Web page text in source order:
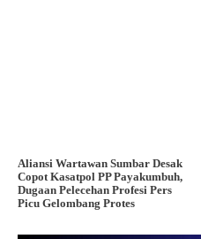
Aliansi Wartawan Sumbar Desak
Copot Kasatpol PP Payakumbuh,
Dugaan Pelecehan Profesi Pers
Picu Gelombang Protes